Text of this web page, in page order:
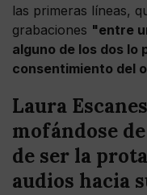
las primeras líneas,
grabaciones "entre
alguno de los dos lo
consentimiento del
Laura
mofándose
de ser la
audios hacia